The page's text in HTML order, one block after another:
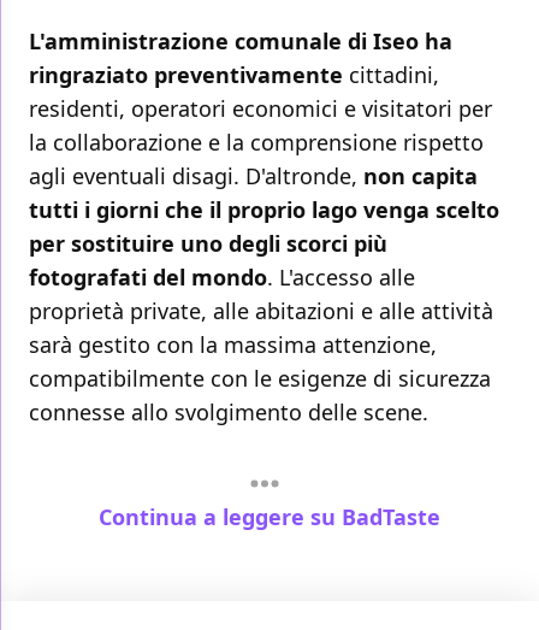
L'amministrazione comunale di Iseo ha
ringraziato preventivamente cittadini,
residenti, operatori economici e visitatori per
la collaborazione e la comprensione rispetto
agli eventuali disagi. D'altronde, non capita
tutti i giorni che il proprio lago venga scelto
per sostituire uno degli scorci più
fotografati del mondo. L'accesso alle
proprietà private, alle abitazioni e alle attività
sarà gestito con la massima attenzione,
compatibilmente con le esigenze di sicurezza
connesse allo svolgimento delle scene.
Continua a leggere su BadTaste